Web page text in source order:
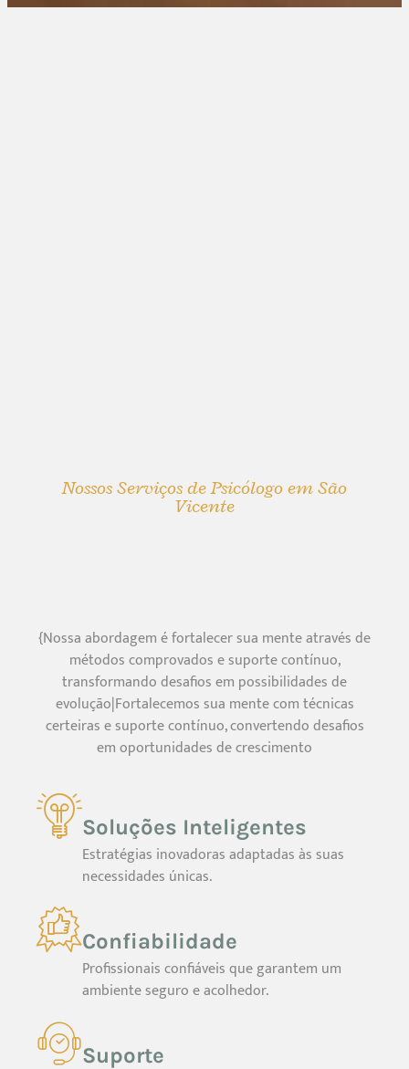
Nossos Serviços de Psicólogo em São
Vicente
{Nossa abordagem é fortalecer sua mente através de
métodos comprovados e suporte contínuo,
transformando desafios em possibilidades de
evolução|Fortalecemos sua mente com técnicas
certeiras e suporte contínuo, convertendo desafios
em oportunidades de crescimento
Soluções Inteligentes
Estratégias inovadoras adaptadas às suas
necessidades únicas.
Confiabilidade
Profissionais confiáveis que garantem um
ambiente seguro e acolhedor.
Suporte